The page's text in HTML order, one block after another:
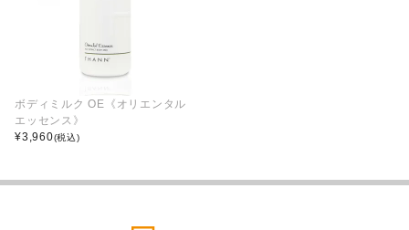
ボディミルク OE《オリエンタル
エッセンス》
¥3,960(税込)